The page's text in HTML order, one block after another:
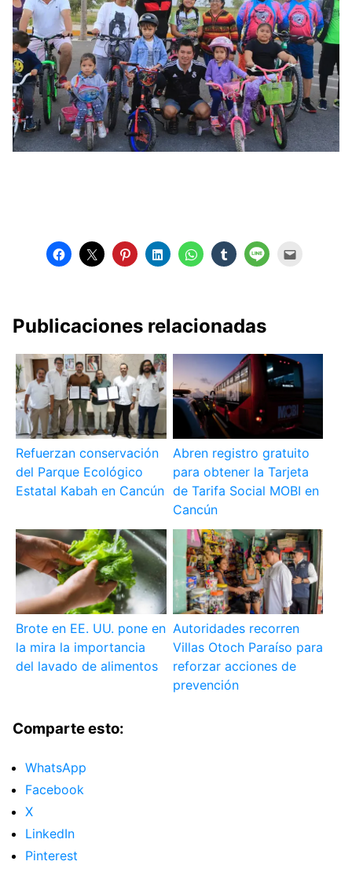
Publicaciones relacionadas
Refuerzan conservación
del Parque Ecológico
Estatal Kabah en Cancún
Abren registro gratuito
para obtener la Tarjeta
de Tarifa Social MOBI en
Cancún
Brote en EE. UU. pone en
la mira la importancia
del lavado de alimentos
Autoridades recorren
Villas Otoch Paraíso para
reforzar acciones de
prevención
Comparte esto:
WhatsApp
Facebook
X
LinkedIn
Pinterest